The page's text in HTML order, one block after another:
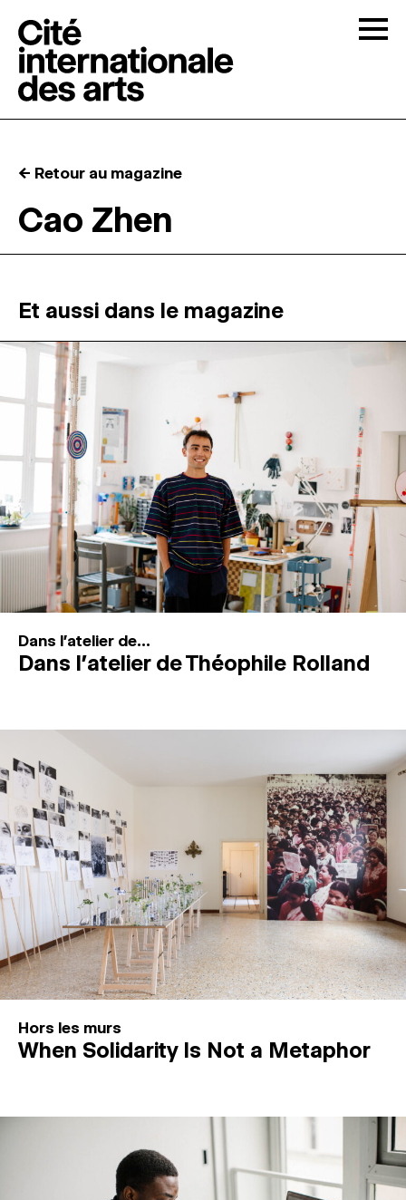
RÉSIDENCES ↓
ATELIERS OUVERTS
PROGRAMMATION
MAGAZINE
ESPACES DE PRATIQUE ARTISTIQUE ↓
Recherche
Connexion
← Retour au magazine
Cao Zhen
Et aussi dans le magazine
Dans l'atelier de...
Dans l’atelier de Théophile Rolland
Hors les murs
When Solidarity Is Not a Metaphor